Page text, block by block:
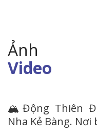
Ảnh
Video
🏔Động Thiên
Nha Kẻ Bàng.